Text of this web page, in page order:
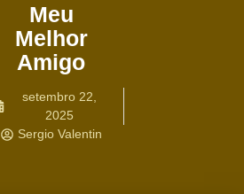
Meu
Melhor
Amigo
setembro 22,
2025
Sergio Valentin